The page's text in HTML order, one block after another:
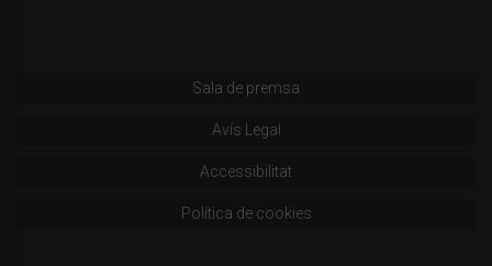
Sala de premsa
Avís Legal
Accessibilitat
Política de cookies